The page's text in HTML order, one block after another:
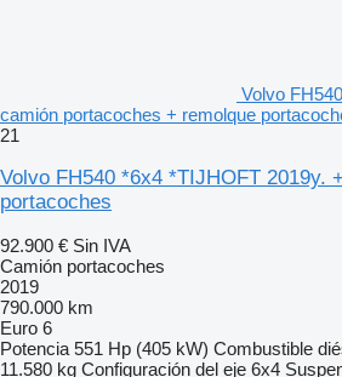
Volvo
camión portacoches + remolque
21
Volvo FH540 *6x4 *TIJHOFT 2019y.
portacoches
92.900 € Sin IVA
Camión portacoches
2019
790.000 km
Euro 6
Potencia 551 Hp (405 kW) Combustible
11.580 kg Configuración del eje 6x4